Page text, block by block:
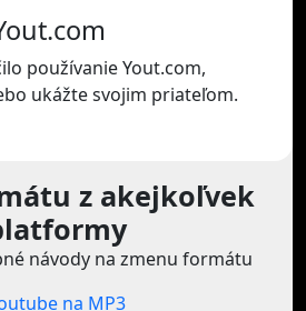
používanie Yout.com,
ukážte svojim priateľom.
z akejkoľvek
návody na zmenu formátu
na MP3